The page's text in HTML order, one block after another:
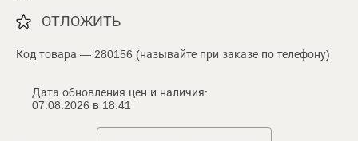
ОТЛОЖИТЬ
Код товара — 280156 (называйте при заказе по телефону)
Дата обновления цен и наличия:
07.08.2026 в 18:41